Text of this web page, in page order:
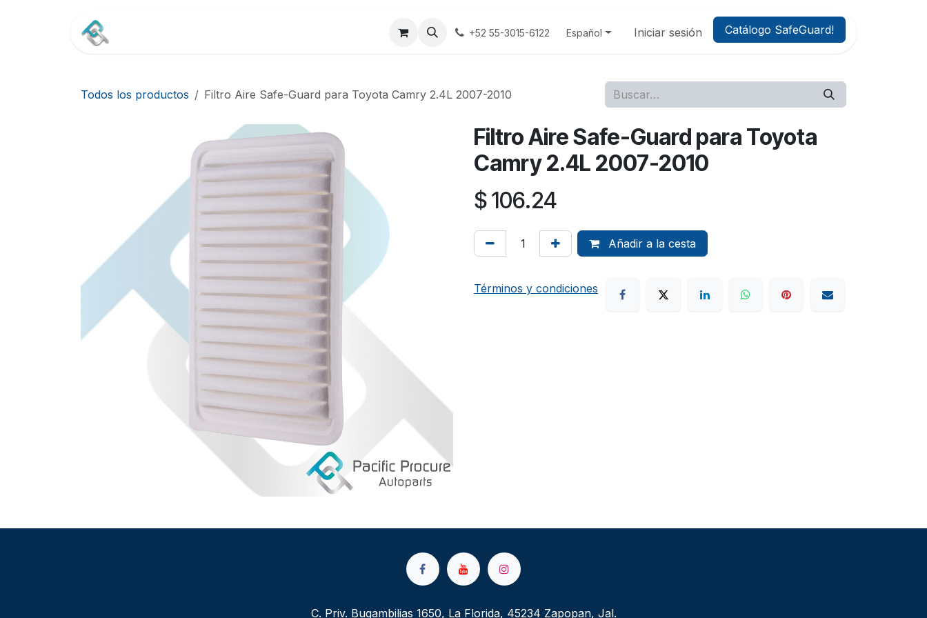
Terminos y Condiciones Aviso Privacidad
+52 55-3015-6122 Español Iniciar sesión Catálogo SafeGuard!
Todos los productos Filtro Aire Safe-Guard para Toyota Camry 2.4L 2007-2010
Filtro Aire Safe-Guard para Toyota
Camry 2.4L 2007-2010
$106.24
Añadir a la cesta
Términos y condiciones
C. Priv. Bugambilias 1650, La Florida, 45234 Zapopan, Jal.